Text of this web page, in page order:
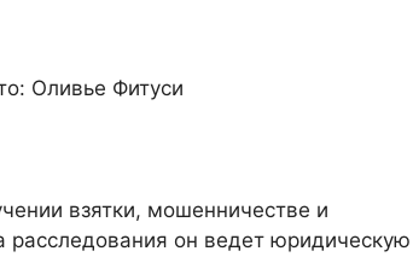
Оливье Фитуси
взятки, мошенничестве и
он ведет юридическую